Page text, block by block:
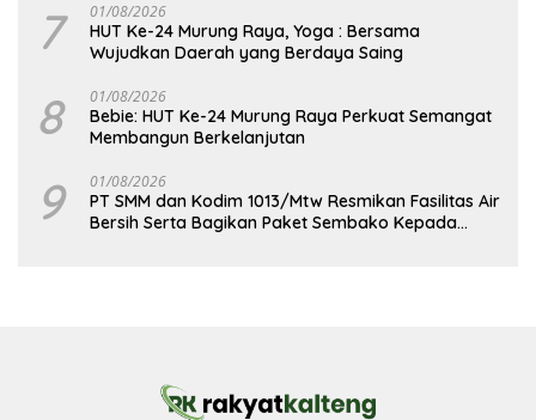
7 01/08/2026
HUT Ke-24 Murung Raya, Yoga : Bersama
Wujudkan Daerah yang Berdaya Saing
8 01/08/2026
Bebie: HUT Ke-24 Murung Raya Perkuat Semangat
Membangun Berkelanjutan
9 01/08/2026
PT SMM dan Kodim 1013/Mtw Resmikan Fasilitas Air
Bersih Serta Bagikan Paket Sembako Kepada